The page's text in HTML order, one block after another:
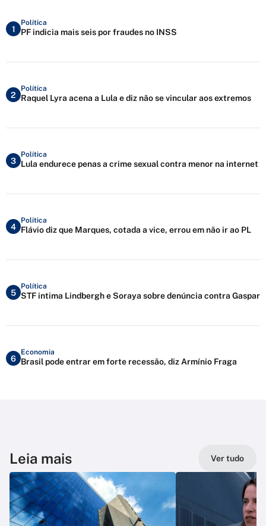
1
Política
PF indicia mais seis por fraudes no INSS
2
Política
Raquel Lyra acena a Lula e diz não se vincular aos extremos
3
Política
Lula endurece penas a crime sexual contra menor na internet
4
Política
Flávio diz que Marques, cotada a vice, errou em não ir ao PL
5
Política
STF intima Lindbergh e Soraya sobre denúncia contra Gaspar
6
Economia
Brasil pode entrar em forte recessão, diz Armínio Fraga
Leia mais Ver tudo